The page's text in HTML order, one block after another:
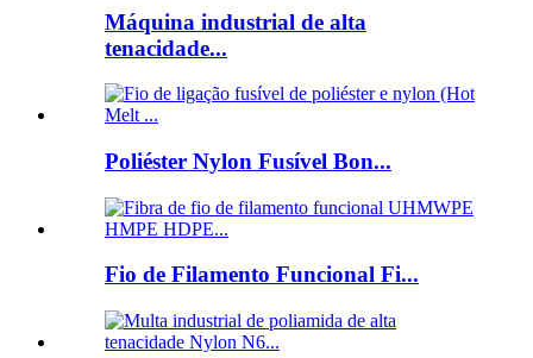
Máquina industrial de alta
tenacidade...
Poliéster Nylon Fusível Bon...
Fio de Filamento Funcional Fi...